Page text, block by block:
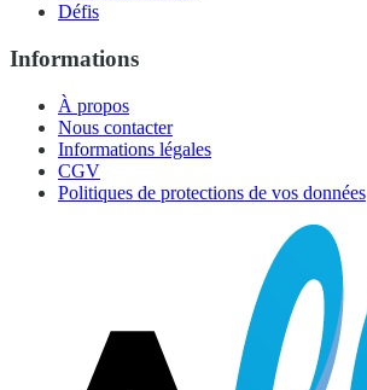
Défis
Informations
À propos
Nous contacter
Informations légales
CGV
Politiques de protections de vos données